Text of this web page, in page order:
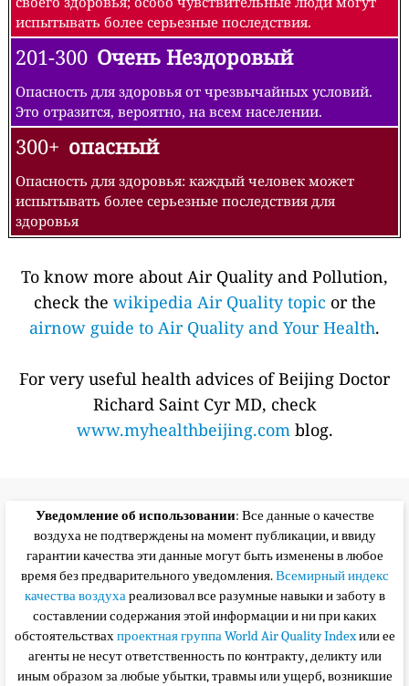
испытывать более серьезные последствия.
201-300 Очень Нездоровый
Опасность для здоровья от чрезвычайных условий.
Это отразится, вероятно, на всем населении.
300+ опасный
Опасность для здоровья: каждый человек может
испытывать более серьезные последствия для
здоровья
To know more about Air Quality and Pollution,
check the wikipedia Air Quality topic or the
airnow guide to Air Quality and Your Health.
For very useful health advices of Beijing Doctor
Richard Saint Cyr MD, check
www.myhealthbeijing.com blog.
Уведомление об использовании: Все данные о качестве
воздуха не подтверждены на момент публикации, и ввиду
гарантии качества эти данные могут быть изменены в любое
время без предварительного уведомления.Всемирный индекс
качества воздухареализовал все разумные навыки и заботу в
составлении содержания этой информации и ни при каких
обстоятельствахпроектная группа World Air Quality Indexили ее
агенты не несут ответственность по контракту, деликту или
иным образом за любые убытки, травмы или ущерб, возникшие